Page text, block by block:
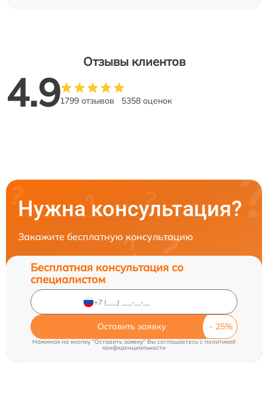
Отзывы клиентов
4.91799 отзывов 5358 оценок
Нужна консультация?
Закажите бесплатную консультацию
Бесплатная консультация со
специалистом
Оставить заявку
Нажимая на кнопку "Оставить заявку" Вы соглашаетесь cполитикой
конфиденциальности